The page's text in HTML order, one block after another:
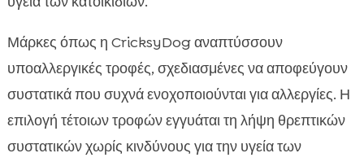
Μάρκες όπως η CricksyDog αναπτύσσουν
υποαλλεργικές τροφές, σχεδιασμένες να αποφεύγουν
συστατικά που συχνά ενοχοποιούνται για αλλεργίες. Η
επιλογή τέτοιων τροφών εγγυάται τη λήψη θρεπτικών
συστατικών χωρίς κινδύνους για την υγεία των